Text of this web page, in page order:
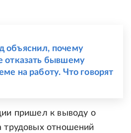
объяснил, почему
отказать бывшему
на работу. Что говорят
пришел к выводу о
трудовых отношений